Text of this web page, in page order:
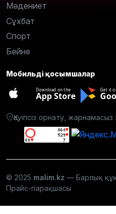
Мәдениет
Сұхбат
Спорт
Бейне
Мобильді қосымшалар
Download on the
App Store
Get it
Қауіпсіз орнату,
© 2025 malim.kz — Барлық
Прайс-парақшасы